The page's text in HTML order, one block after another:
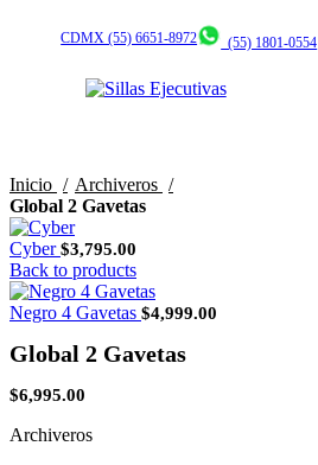
CDMX (55) 6651-8972 (55) 1801-0554
Inicio
Archiveros
Global 2 Gavetas
Cyber$3,795.00
Back to products
Negro 4 Gavetas $4,999.00
Global 2 Gavetas
$6,995.00
Archiveros